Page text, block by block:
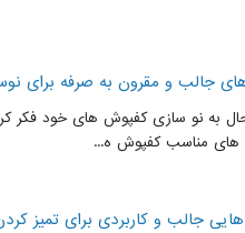
جالب و مقرون به صرفه برای
به نو سازی کفپوش های خود فکر
مناسب کفپوش ه...
جالب و کاربردی برای تمیز